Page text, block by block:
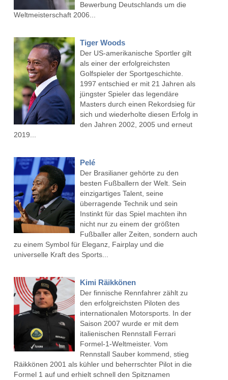
Bewerbung Deutschlands um die
Weltmeisterschaft 2006...
Tiger Woods
Der US-amerikanische Sportler gilt
als einer der erfolgreichsten
Golfspieler der Sportgeschichte.
1997 entschied er mit 21 Jahren als
jüngster Spieler das legendäre
Masters durch einen Rekordsieg für
sich und wiederholte diesen Erfolg in
den Jahren 2002, 2005 und erneut
2019...
Pelé
Der Brasilianer gehörte zu den
besten Fußballern der Welt. Sein
einzigartiges Talent, seine
überragende Technik und sein
Instinkt für das Spiel machten ihn
nicht nur zu einem der größten
Fußballer aller Zeiten, sondern auch
zu einem Symbol für Eleganz, Fairplay und die
universelle Kraft des Sports...
Kimi Räikkönen
Der finnische Rennfahrer zählt zu
den erfolgreichsten Piloten des
internationalen Motorsports. In der
Saison 2007 wurde er mit dem
italienischen Rennstall Ferrari
Formel-1-Weltmeister. Vom
Rennstall Sauber kommend, stieg
Räikkönen 2001 als kühler und beherrschter Pilot in die
Formel 1 auf und erhielt schnell den Spitznamen